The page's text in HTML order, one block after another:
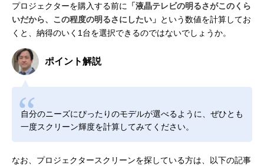
プロジェクターを購入する前に
「液晶テレビの明るさがこのくら
いだから、この程度の明るさにしたい」 という数値を計算してお
くと、納得のいく1台を選択できるのではないでしょうか。
ポイント解説
自分のニーズにぴったりのモデルが選べるように、ぜひとも
一度スクリーン輝度を計算してみてください。
なお、プロジェクタースクリーンを探している方は、以下の記事